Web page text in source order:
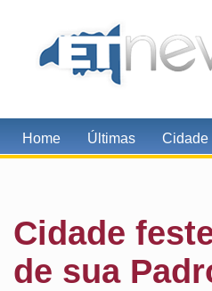
Home Últimas Cidade
Cidade
de sua